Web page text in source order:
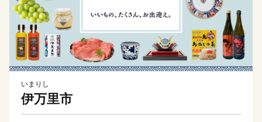
いまりし
伊万里市